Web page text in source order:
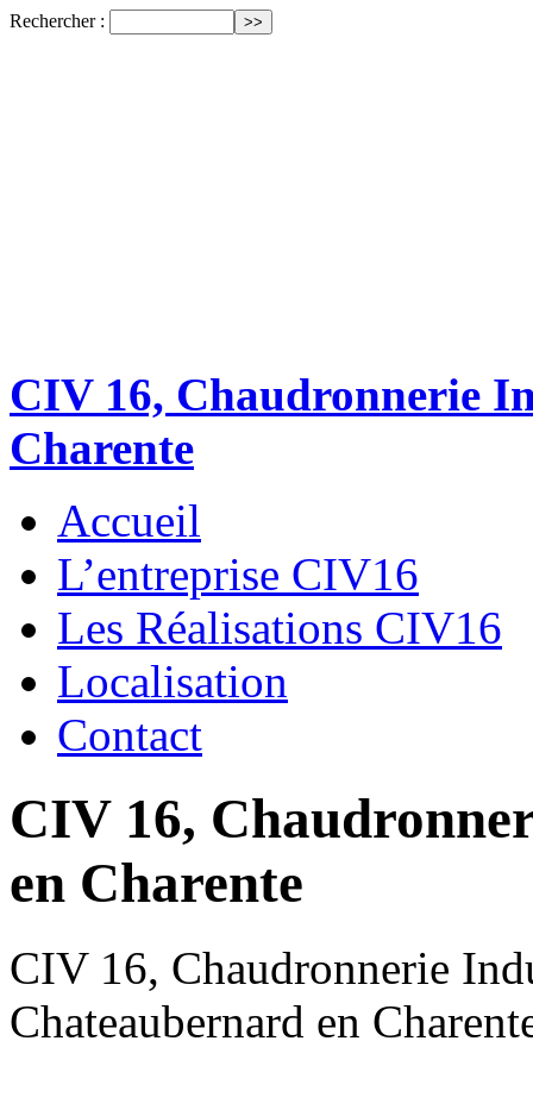
Rechercher :
CIV 16, Chaudronnerie
Charente
Accueil
L’entreprise CIV16
Les Réalisations CIV16
Localisation
Contact
CIV 16,
en Charente
CIV 16, Chaudronnerie
Chateaubernard en